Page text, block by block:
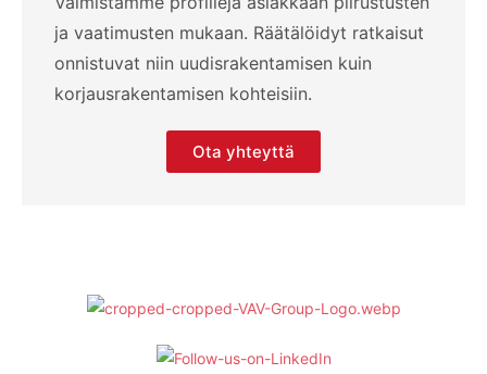
ja vaatimusten mukaan. Räätälöidyt ratkaisut
onnistuvat niin uudisrakentamisen kuin
korjausrakentamisen kohteisiin.
Ota yhteyttä